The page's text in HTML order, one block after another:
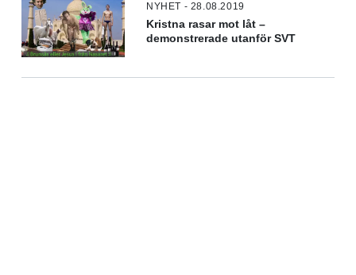
NYHET - 28.08.2019
Kristna rasar mot låt –
demonstrerade utanför SVT